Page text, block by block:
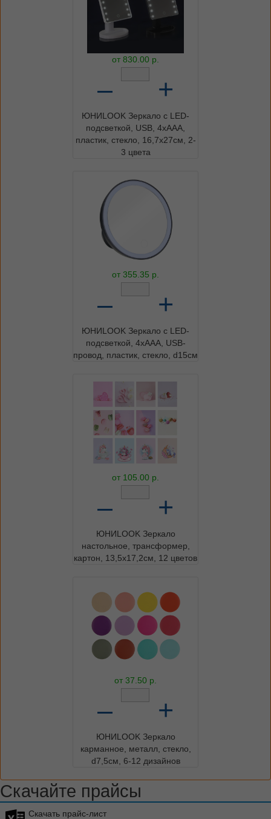
от 830.00 р.
– +
ЮНИLOOK Зеркало с LED-
подсветкой, USB, 4хААА,
пластик, стекло, 16,7х27см, 2-
3 цвета
от 355.35 р.
– +
ЮНИLOOK Зеркало с LED-
подсветкой, 4xAAA, USB-
провод, пластик, стекло, d15см
от 105.00 р.
– +
ЮНИLOOK Зеркало
настольное, трансформер,
картон, 13,5x17,2см, 12 цветов
от 37.50 р.
– +
ЮНИLOOK Зеркало
карманное, металл, стекло,
d7,5см, 6-12 дизайнов
Скачайте прайсы
Скачать прайс-лист